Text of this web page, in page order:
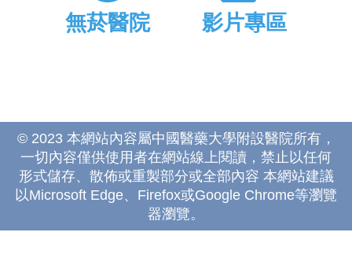
無菸醫院 影片專區
© 2023 本網站內容屬中國醫藥大學附設醫院所有，
一切內容僅供使用者在網站線上閱讀，禁止以任何
形式儲存、散佈或重製部分或全部內容 本網站建議
以Microsoft Edge、Firefox或Google Chrome等瀏覽
器瀏覽。